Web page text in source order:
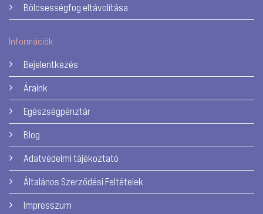
Bölcsességfog eltávolítása
Információk
Bejelentkezés
Áraink
Egészségpénztár
Blog
Adatvédelmi tájékoztató
Általános Szerződési Feltételek
Impresszum